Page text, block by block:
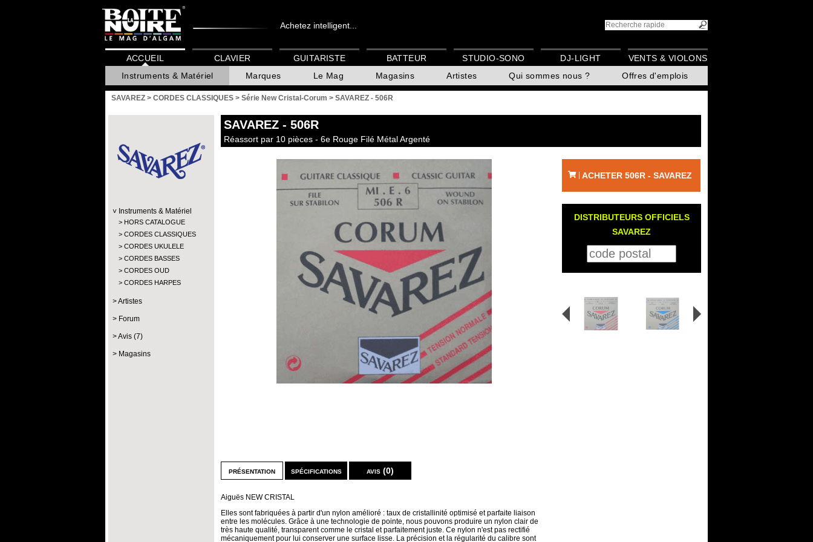
Achetez intelligent...
ACCUEIL
Instruments & Matériel
Marques Le Mag Magasins Artistes Qui sommes nous ? Offres d'emplois
CLAVIER GUITARISTE BATTEUR STUDIO-SONO DJ-LIGHT VENTS & VIOLONS
SAVAREZ > CORDES CLASSIQUES > Série New Cristal-Corum > SAVAREZ - 506R
Instruments & Matériel
HORS CATALOGUE
CORDES CLASSIQUES
CORDES UKULELE
CORDES BASSES
CORDES OUD
CORDES HARPES
Artistes
Forum
Avis (7)
Magasins
SAVAREZ - 506R
Réassort par 10 pièces - 6e Rouge Filé Métal Argenté
présentation
Aiguës NEW CRISTAL
Elles sont fabriquées à partir d'un nylon amélioré : taux de cristallinité optimisé et parfaite liaison
entre les molécules. Grâce à une technologie de pointe, nous pouvons produire un nylon clair de
très haute qualité, transparent comme le cristal et parfaitement juste. Ce nylon n'est pas rectifié
mécaniquement pour lui conserver une surface lisse. La précision et la régularité du calibre sont
spécifications avis (0)
ACHETER 506R - SAVAREZ
DISTRIBUTEURS OFFICIELS
SAVAREZ